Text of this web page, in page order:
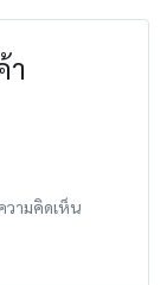
า
วามคิดเห็น